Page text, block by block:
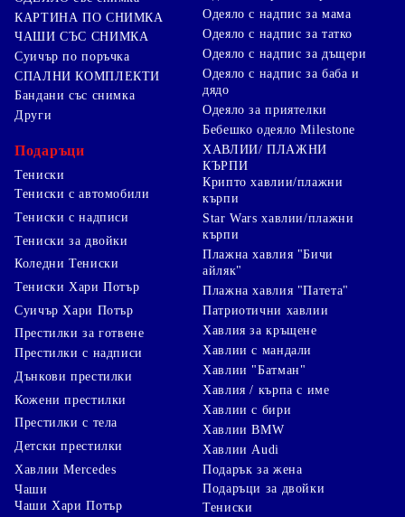
КАРТИНА ПО СНИМКА
ЧАШИ СЪС СНИМКА
Суичър по поръчка
СПАЛНИ КОМПЛЕКТИ
Бандани със снимка
Други
Подаръци
Тениски
Тениски с автомобили
Тениски с надписи
Тениски за двойки
Коледни Тениски
Тениски Хари Потър
Суичър Хари Потър
Престилки за готвене
Престилки с надписи
Дънкови престилки
Кожени престилки
Престилки с тела
Детски престилки
Одеяло с надпис за мама
Одеяло с надпис за татко
Одеяло с надпис за дъщери
Одеяло с надпис за баба и
дядо
Одеяло за приятелки
Бебешко одеяло Milestone
ХАВЛИИ/ ПЛАЖНИ
КЪРПИ
Крипто хавлии/плажни
кърпи
Star Wars хавлии/плажни
кърпи
Плажна хавлия "Бичи
айляк"
Плажна хавлия "Патета"
Патриотични хавлии
Хавлия за кръщене
Хавлии с мандали
Хавлии "Батман"
Хавлия / кърпа с име
Хавлии с бири
Хавлии BMW
Хавлии Audi
Хавлии Mercedes
Чаши
Чаши Хари Потър
Подарък за жена
Подаръци за двойки
Тениски